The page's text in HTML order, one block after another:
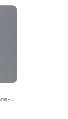
Игрушка-погремушка для самых маленьких